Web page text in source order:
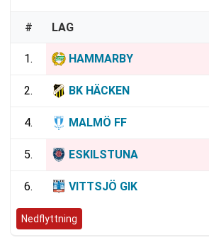
# LAG
1. HAMMARBY
2. BK HÄCKEN
4. MALMÖ FF
5. ESKILSTUNA
6. VITTSJÖ GIK
Nedflyttning